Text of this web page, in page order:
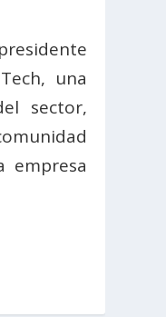
una
sector,
empresa